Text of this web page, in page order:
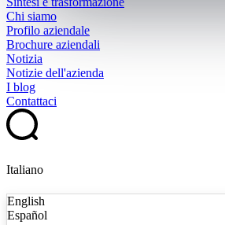
Chi siamo
Profilo aziendale
Brochure aziendali
Notizia
Notizie dell'azienda
I blog
Contattaci
Italiano
English
Español